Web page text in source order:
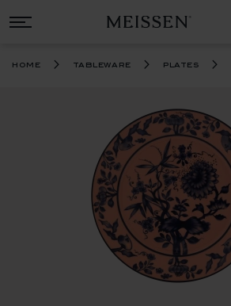
home tableware plates